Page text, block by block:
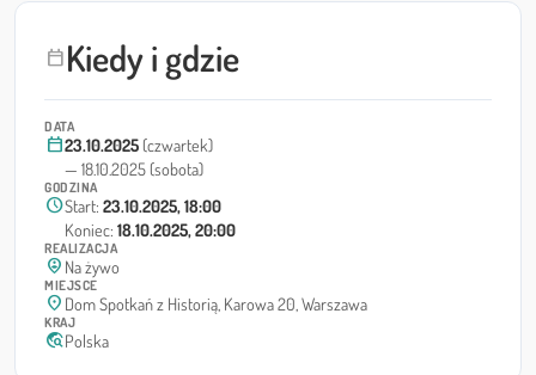
calendar_todayKiedy i gdzie
DATA
calendar_today23.10.2025 (czwartek)
— 18.10.2025 (sobota)
GODZINA
scheduleStart: 23.10.2025, 18:00
Koniec: 18.10.2025, 20:00
REALIZACJA
person_pin_circle Na żywo
MIEJSCE
location_on Dom Spotkań z Historią, Karowa 20, Warszawa
KRAJ
travel_explorePolska